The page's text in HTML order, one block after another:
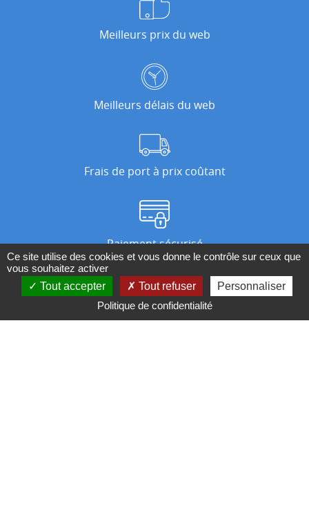
Meilleurs prix du web
Meilleurs délais du web
Frais de port à prix coûtant
Paiement sécurisé
Nos magasins
Ce site utilise des cookies et vous donne le contrôle sur ceux que
vous souhaitez activer
Tout accepter
Tout refuser
Personnaliser
Politique de confidentialité